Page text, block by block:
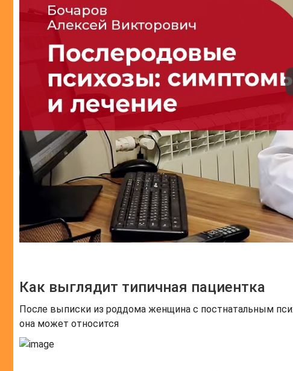
Как выглядит типичная пациентка
После выписки из роддома женщина с постнатальным
она может относится